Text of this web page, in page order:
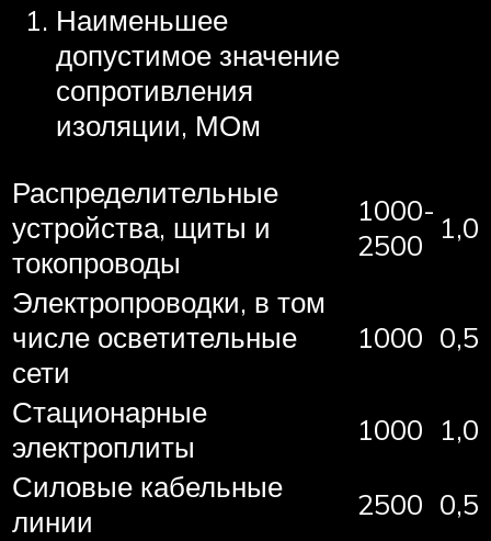
Наименьшее
допустимое значение
сопротивления
изоляции, МОм
Распределительные
устройства, щиты и
токопроводы
1000-
2500 1,0
Электропроводки, в том
числе осветительные
сети
1000 0,5
Стационарные
электроплиты
1000 1,0
Силовые кабельные
линии
2500 0,5